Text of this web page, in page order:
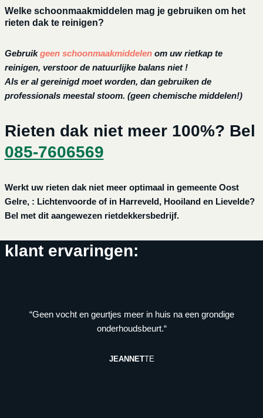
Welke schoonmaakmiddelen mag je gebruiken om het
rieten dak te reinigen?
Gebruikgeen schoonmaakmiddelen om uw rietkap te
reinigen, verstoor de natuurlijke balans niet !
Als er al gereinigd moet worden, dan gebruiken de
professionals meestal stoom. (geen chemische middelen!)
Rieten dak niet meer 100%? Bel
085-7606569
Werkt uw rieten dak niet meer optimaal in gemeente Oost
Gelre, : Lichtenvoorde of in Harreveld, Hooiland en Lievelde?
Bel met dit aangewezen rietdekkersbedrijf.
klant ervaringen:
“Geen vocht en geurtjes meer in huis na een grondige
onderhoudsbeurt.“
JEANNETTE